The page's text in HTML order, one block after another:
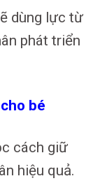
dùng lực từ
phát triển
bé
cách giữ
hiệu quả.